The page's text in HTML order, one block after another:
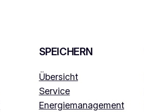
SPEICHERN
Übersicht
Service
Energiemanagement